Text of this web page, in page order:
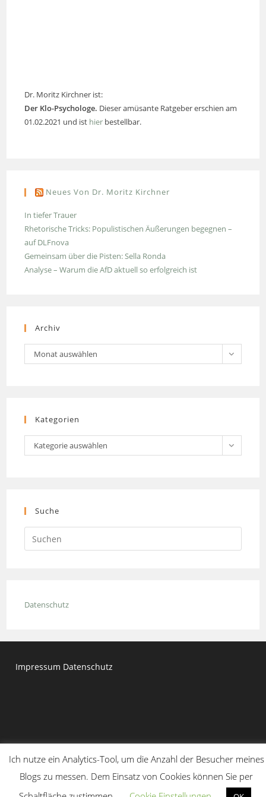
Dr. Moritz Kirchner ist:
Der Klo-Psychologe. Dieser amüsante Ratgeber erschien am
01.02.2021 und ist hier bestellbar.
Neues Von Dr. Moritz Kirchner
In tiefer Trauer
Rhetorische Tricks: Populistischen Äußerungen begegnen –
auf DLFnova
Gemeinsam über die Pisten: Sella Ronda
Analyse – Warum die AfD aktuell so erfolgreich ist
Archiv
Archiv
Monat auswählen
Kategorien
Kategorien
Kategorie auswählen
Suche
Datenschutz
Impressum Datenschutz
Copyright 2020 - Dr. Moritz Kirchner
Ich nutze ein Analytics-Tool, um die Anzahl der Besucher meines
Blogs zu messen. Dem Einsatz von Cookies können Sie per